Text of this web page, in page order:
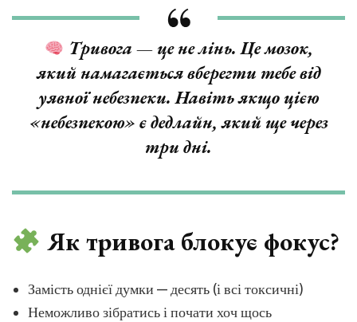
Тривога — це не лінь. Це мозок,
який намагається вберегти тебе від
уявної небезпеки. Навіть якщо цією
«небезпекою» є дедлайн, який ще через
три дні.
Як тривога блокує фокус?
Замість однієї думки — десять (і всі токсичні)
Неможливо зібратись і почати хоч щось